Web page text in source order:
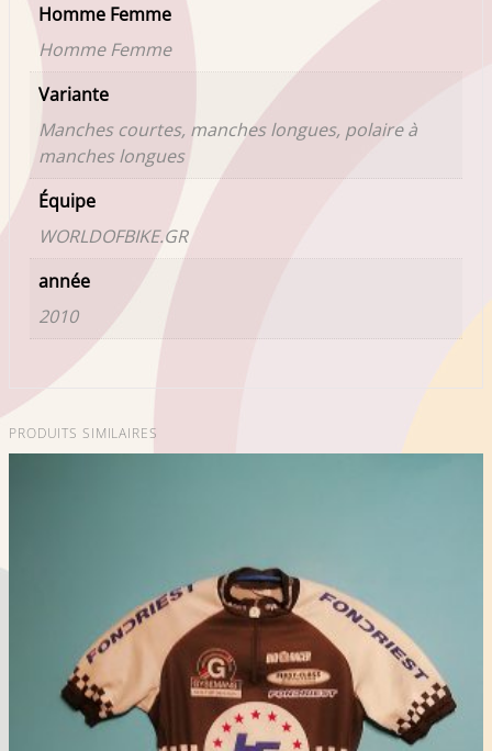
Homme Femme
Homme Femme
Variante
Manches courtes, manches longues, polaire à
manches longues
Équipe
WORLDOFBIKE.GR
année
2010
PRODUITS SIMILAIRES